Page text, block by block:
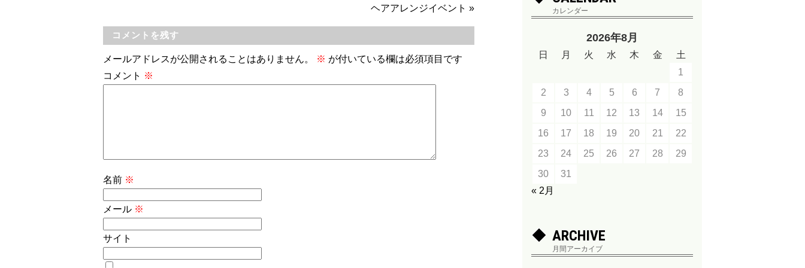
ヘアアレンジイベント »
コメントを残す
メールアドレスが公開されることはありません。 ※ が付いている欄は必須項目です
コメント ※
名前 ※
メール ※
サイト
カレンダー
2026年8月
日 月 火 水 木 金
土
1
2
3 4 5 6 7
8
9
10 11 12 13 14
15
16
17 18 19 20 21
22
23
24 25 26 27 28
29
30
31
« 2月
ARCHIVE
月間アーカイブ